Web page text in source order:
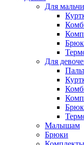
Для
Для
Малышам
Брюки